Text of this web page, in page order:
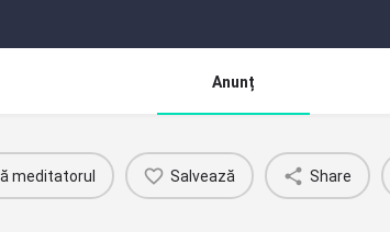
Anunț
meditatorul Salvează Share